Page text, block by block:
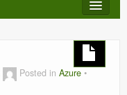
Posted in Azure